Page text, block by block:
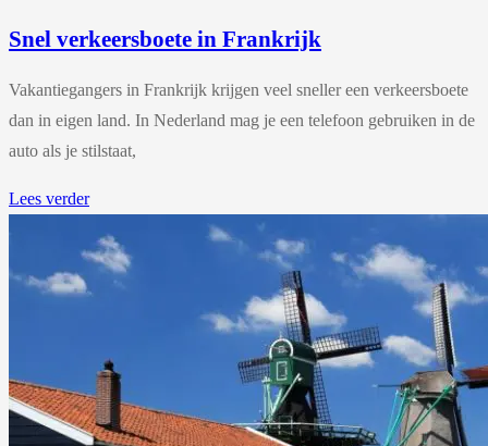
Snel verkeersboete in Frankrijk
Vakantiegangers in Frankrijk krijgen veel sneller een verkeersboete
dan in eigen land. In Nederland mag je een telefoon gebruiken in de
auto als je stilstaat,
Lees verder